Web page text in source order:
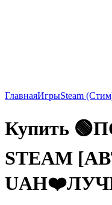
ГлавнаяИгрыSteam
Купить
STEAM